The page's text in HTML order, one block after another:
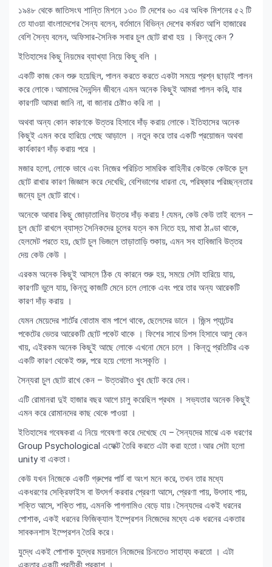
১৯৪৮ থেকে জাতিসংঘ শান্তি মিশনে ১৩০ টি দেশের ৬০ এর অধিক মিশনের ৫২ টি
তে যাওয়া বাংলাদেশের সৈন্য বলেন, বর্তমানে বিভিন্ন দেশের কর্মরত আশি হাজারের
বেশি সৈন্য বলেন, অফিসার-সৈনিক সবার চুল ছোট রাখা হয় । কিন্তু কেন ?
ইতিহাসের কিছু নিয়মের ব্যাখ্যা নিয়ে কিছু বলি ।
একটি কাজ কেন শুরু হয়েছিল, পালন করতে করতে একটা সময়ে প্রশ্ন ছাড়াই পালন
করে লোকে ৷ আমাদের দৈনন্দিন জীবনে এমন অনেক কিছুই আমরা পালন করি, যার
কারণটি আমরা জানি না, বা জানার চেষ্টাও করি না ।
অথবা অন্য কোন কারণকে উত্তর হিসাবে দাঁড় করায় লোকে ৷ ইতিহাসের অনেক
কিছুই এমন করে হারিয়ে গেছে আড়ালে । নতুন করে তার একটি প্রয়োজন অথবা
কার্যকারণ দাঁড় করায় পরে ।
মজার হলো, লোকে ভাবে এবং নিজের পরিচিত সামরিক বাহিনীর কেউকে কেউকে চুল
ছোট রাখার কারণ জিজ্ঞাস করে দেখেছি, বেশিভাগের ধারনা যে, পরিষ্কার পরিচ্ছন্নতার
জন্যে চুল ছোট রাখে ৷
অনেকে আবার কিছু জোড়াতালির উত্তর দাঁড় করায় ! যেমন, কেউ কেউ তাই বলেন –
চুল ছোট রাখলে ব্যাস্ত সৈনিকদের চুলের যত্ন কম নিতে হয়, মাথা ঠাণ্ডা থাকে,
হেলমেট পরতে হয়, ছোট চুল ভিজলে তাড়াতাড়ি শুকায়, এমন সব হাবিজাবি উত্তর
দেয় কেউ কেউ ।
এরকম অনেক কিছুই আসলে ঠিক যে কারনে শুরু হয়, সময়ে সেটা হারিয়ে যায়,
কারণটি ভুলে যায়, কিন্তু কাজটি মেনে চলে লোকে এবং পরে তার অন্য আরেকটি
কারণ দাঁড় করায় ।
যেমন মেয়েদের শার্টের বোতাম বাম পাশে থাকে, ছেলেদের ডানে । জিন্স প্যান্টের
পকেটের ভেতর আরেকটি ছোট পকেট থাকে । ফিশের সাথে চিপস হিসাবে আলু কেন
খায়, এইরকম অনেক কিছুই আছে লোকে এখনো মেনে চলে । কিন্তু প্রতিটির এক
একটি কারণ থেকেই শুরু, পরে হয়ে গেলো সংস্কৃতি ।
সৈন্যরা চুল ছোট রাখে কেন – উত্তরটাও খুব ছোট করে দেব ৷
এটি রোমানরা দুই হাজার বছর আগে চালু করেছিল প্রথম । সভ্যতার অনেক কিছুই
এমন করে রোমানদের কাছ থেকে পাওয়া ।
ইতিহাসের গবেষকরা এ নিয়ে গবেষণা করে দেখেছে যে – সৈন্যদের মাঝে এক ধরণের
Group Psychological এফেক্ট তৈরি করতে এটা করা হতো ৷ আর সেটা হলো
unity বা একতা ৷
কেউ যখন নিজেকে একটি গ্রুপের পার্ট বা অংশ মনে করে, তখন তার মধ্যে
একধরণের সেক্রিফাইস বা উৎসর্গ করবার প্রেরণা আসে, প্রেরণা পায়, উৎসাহ পায়,
শক্তি আসে, শক্তি পায়, এমনকি পাগলামিও বেড়ে যায় ৷ সৈন্যদের একই ধরনের
পোশাক, একই ধরনের ফিজিক্যাল ইম্প্রেশন নিজেদের মধ্যে এক ধরনের একতার
সাবকনশাস ইম্প্রেশন তৈরি করে ৷
যুদ্ধে একই পোশাক যুদ্ধের ময়দানে নিজেদের চিনতেও সাহায্য করতো । এটা